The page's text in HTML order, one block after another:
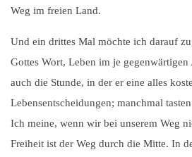
Weg im freien Land.
Und ein drittes Mal möchte ich darauf
Gottes Wort, Leben im je
auch die Stunde, in der er eine alles
Lebensentscheidungen; manchmal
Ich meine, wenn wir bei unserem Weg
Freiheit ist der Weg durch die Mitte. In